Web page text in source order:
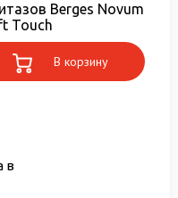
Berges Novum
Touch
В корзину
в